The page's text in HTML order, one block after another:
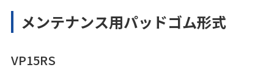
メンテナンス用パッドゴム形式
VP15RS